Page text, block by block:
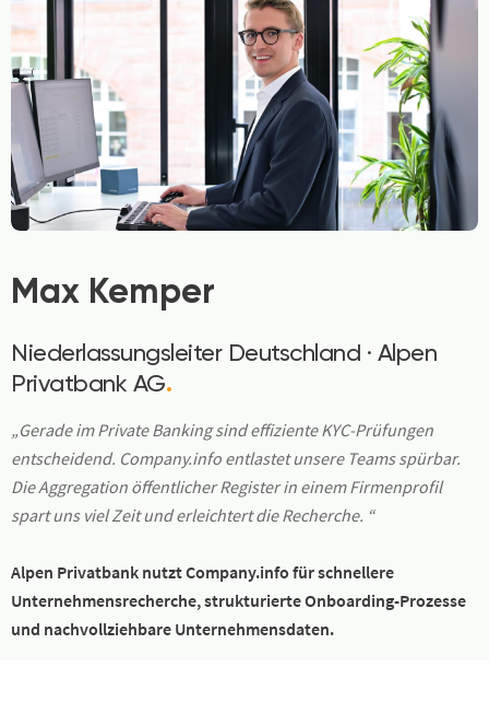
Max Kemper
Niederlassungsleiter Deutschland · Alpen
Privatbank AG.
„Gerade im Private Banking sind effiziente KYC-Prüfungen
entscheidend. Company.info entlastet unsere Teams spürbar.
Die Aggregation öffentlicher Register in einem Firmenprofil
spart uns viel Zeit und erleichtert die Recherche. “
Alpen Privatbank nutzt Company.info für schnellere
Unternehmensrecherche, strukturierte Onboarding-Prozesse
und nachvollziehbare Unternehmensdaten.